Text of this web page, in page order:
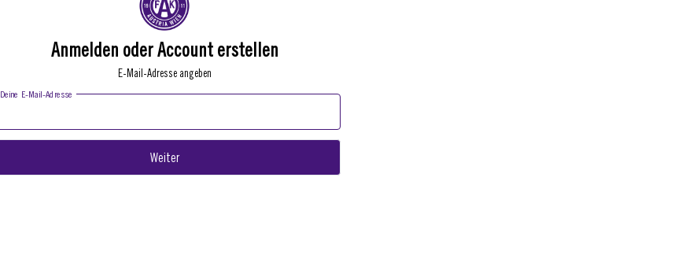
Anmelden oder Account erstellen
E-Mail-Adresse angeben
Deine E-Mail-Adresse